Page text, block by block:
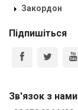
Закордон
Підпишіться
Зв'язок з нами